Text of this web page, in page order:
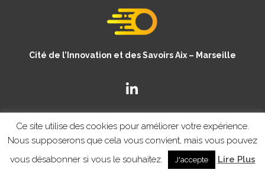
Cité de l’Innovation et des Savoirs Aix – Marseille
© Copyright CISAM 2020- MENTIONS LEGALES
Ce site utilise des cookies pour améliorer votre expérience.
Nous supposerons que cela vous convient, mais vous pouvez
vous désabonner si vous le souhaitez.
J'accepte Lire Plus